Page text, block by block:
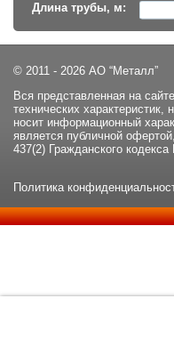
Длина трубы, м:
© 2011 - 2026 АО “Металл”
Вся представленная на
технических характеристик,
носит информационный
является публичной
437(2) Гражданского
Политика